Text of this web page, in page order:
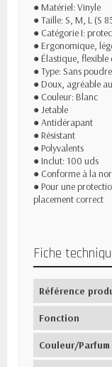
● Matériel: Vinyle
● Taille: S, M, L (S
● Catégorie I:
● Ergonomique,
● Élastique,
● Type: Sans
● Doux, agréable
● Couleur: Blanc
● Jetable
● Antidérapant
● Résistant
● Polyvalents
● Inclut: 100 uds
● Conforme à la
● Pour une
placement correct
Fiche
Référence
Fonction
Couleur/Parfum